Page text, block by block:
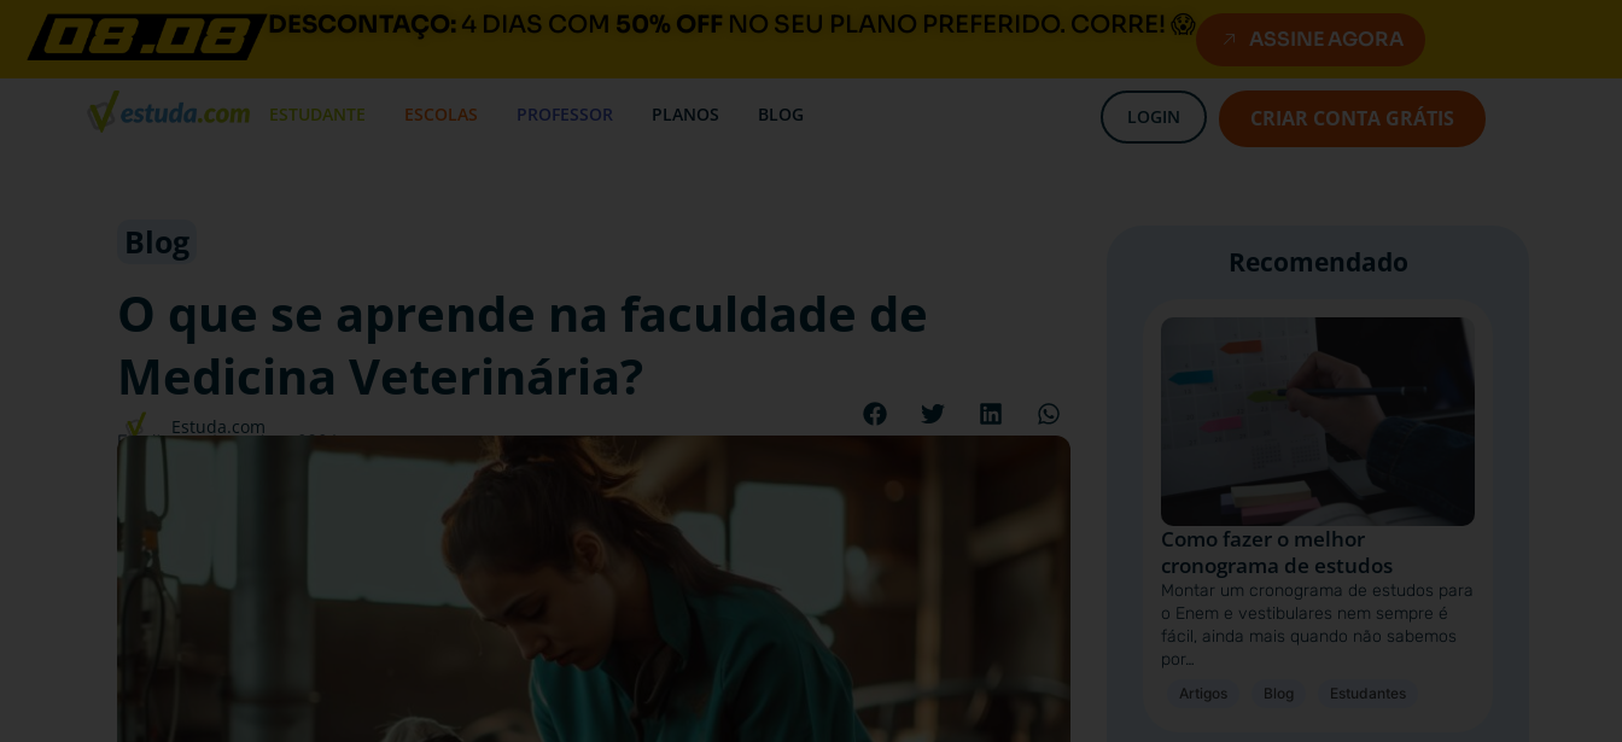
DESCONTAÇO: 4 DIAS COM 50% OFF NO SEU PLANO PREFERIDO. CORRE! 😱 ASSINE AGORA
ESTUDANTE ESCOLAS PROFESSOR PLANOS BLOG LOGIN CRIAR CONTA GRÁTIS
Blog
O que se aprende na faculdade de
Medicina Veterinária?
Estuda.com
Escrito emdezembro, 2024
Recomendado
Como fazer o melhor
cronograma de estudos
Montar um cronograma de estudos para
o Enem e vestibulares nem sempre é
fácil, ainda mais quando não sabemos
por…
Artigos Blog Estudantes